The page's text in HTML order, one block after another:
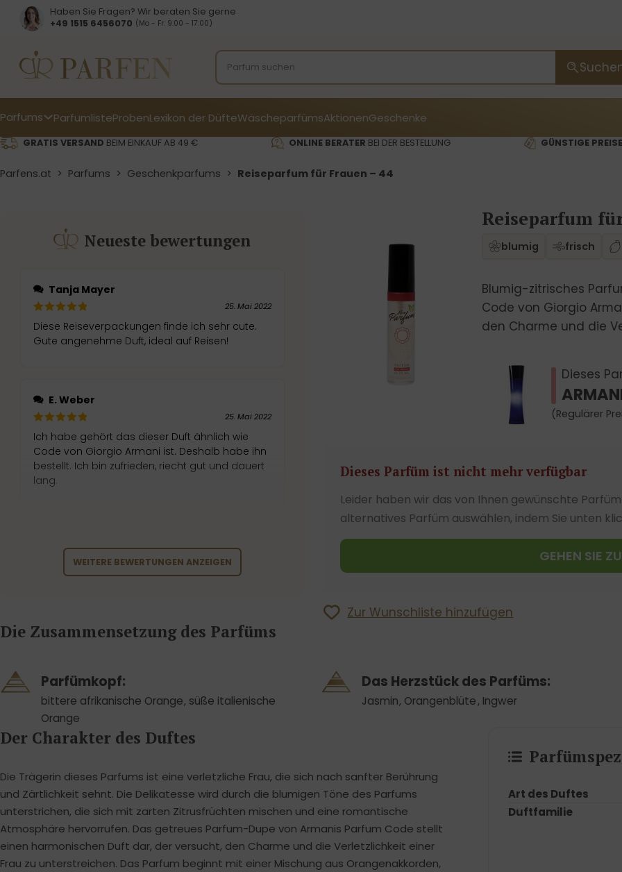
Haben Sie Fragen? Wir beraten Sie gerne
+49 1515 6456070 (Mo - Fr: 9:00 - 17:00)
Parfums ParfumlisteProbenLexikon der DüfteWäscheparfümsAktionenGeschenke
GRATIS VERSAND BEIM EINKAUF AB 49 € ONLINE BERATER BEI DER BESTELLUNG GÜNSTIGE
Parfens.at > Parfums > Geschenkparfums > Reiseparfum für Frauen – 44
Neueste bewertungen
Tanja Mayer
25. Mai 2022
Diese Reiseverpackungen finde ich sehr cute.
Gute angenehme Duft, ideal auf Reisen!
E. Weber
25. Mai 2022
Ich habe gehört das dieser Duft ähnlich wie
Code von Giorgio Armani ist. Deshalb habe ihn
bestellt. Ich bin zufrieden, riecht gut und dauert
lang.
Ich liebe es! Ganz wie erwartet. Riecht wie der
Dieser Duft gefällt mir sehr und vor allem der
Preis. Es ähnelt sehr dem Duft Code von Armani.
Ich trage ihm jeden Tag und jedem gefällt der
Duft. DieVollständige Rezension ansehen
WEITERE BEWERTUNGEN ANZEIGEN
Reiseparfum
blumig frisch
Blumig-zitrisches
Code von Giorgio
den Charme und die
Dieses
(Regulärer
Dieses Parfüm ist nicht mehr verfügbar
Leider haben wir das von Ihnen gewünschte
alternatives Parfüm auswählen, indem Sie unten
GEHEN SIE
Zur Wunschliste hinzufügen
Die Zusammensetzung des Parfüms
Parfümkopf:
bittere afrikanische Orange, süße italienische
Orange
Das Herzstück des Parfüms:
Jasmin, Orangenblüte, Ingwer
Der Charakter des Duftes
Die Trägerin dieses Parfums ist eine verletzliche Frau, die sich nach sanfter Berührung
und Zärtlichkeit sehnt. Die Delikatesse wird durch die blumigen Töne des Parfums
unterstrichen, die sich mit zarten Zitrusfrüchten mischen und eine romantische
Atmosphäre hervorrufen. Das getreues Parfum-Dupe von Armanis Parfum Code stellt
einen harmonischen Duft dar, der versucht, den Charme und die Verletzlichkeit einer
Frau zu unterstreichen. Das Parfum beginnt mit einer Mischung aus Orangenakkorden,
Art des Duftes
Duftfamilie